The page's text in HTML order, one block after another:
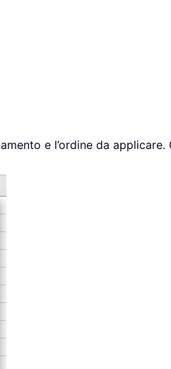
e l’ordine da applicare.